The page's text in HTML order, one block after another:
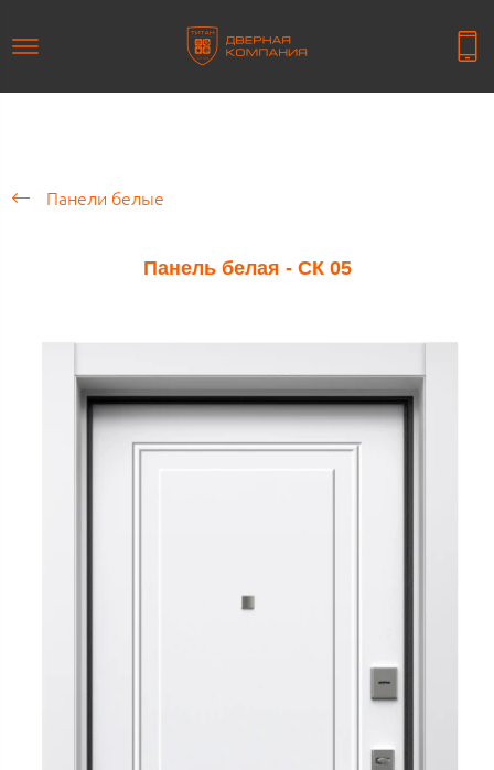
Панели белые
Панель белая - СК 05